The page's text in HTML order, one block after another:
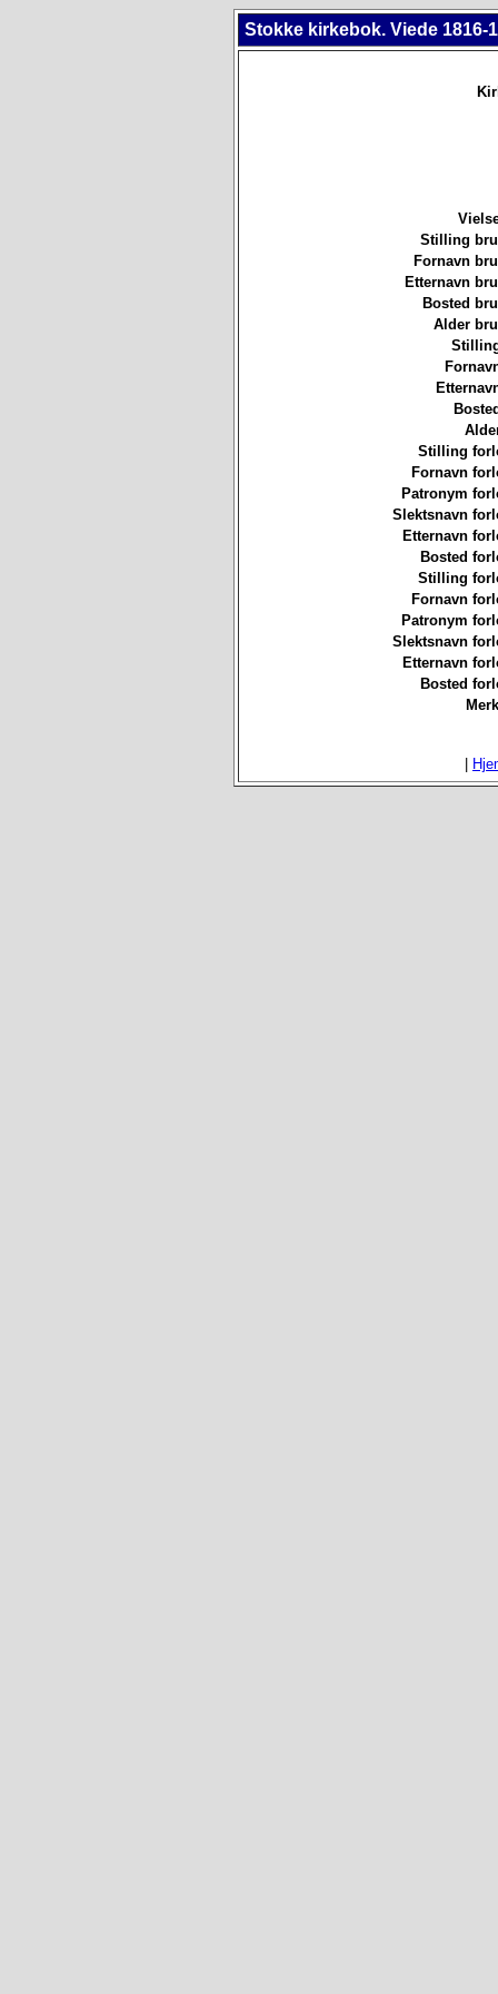
Stokke kirkebok. Viede 1816-
Stilling
Fornavn
Etternavn
Bosted
Alder
Stilling
Fornavn
Patronym
Slektsnavn
Etternavn
Bosted
Stilling
Fornavn
Patronym
Slektsnavn
Etternavn
Bosted